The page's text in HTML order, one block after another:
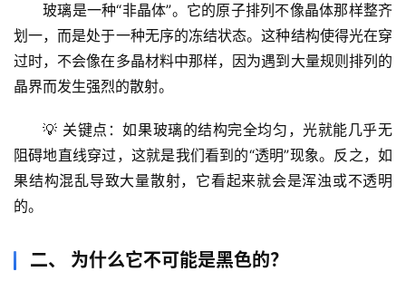
玻璃是一种“非晶体”。它的原子排列不像晶体那样整齐
划一，而是处于一种无序的冻结状态。这种结构使得光在穿
过时，不会像在多晶材料中那样，因为遇到大量规则排列的
晶界而发生强烈的散射。
💡 关键点 ：如果玻璃的结构完全均匀，光就能几乎无
阻碍地直线穿过，这就是我们看到的“透明”现象。反之，如
果结构混乱导致大量散射，它看起来就会是浑浊或不透明
的。
二、 为什么它不可能是黑色的？